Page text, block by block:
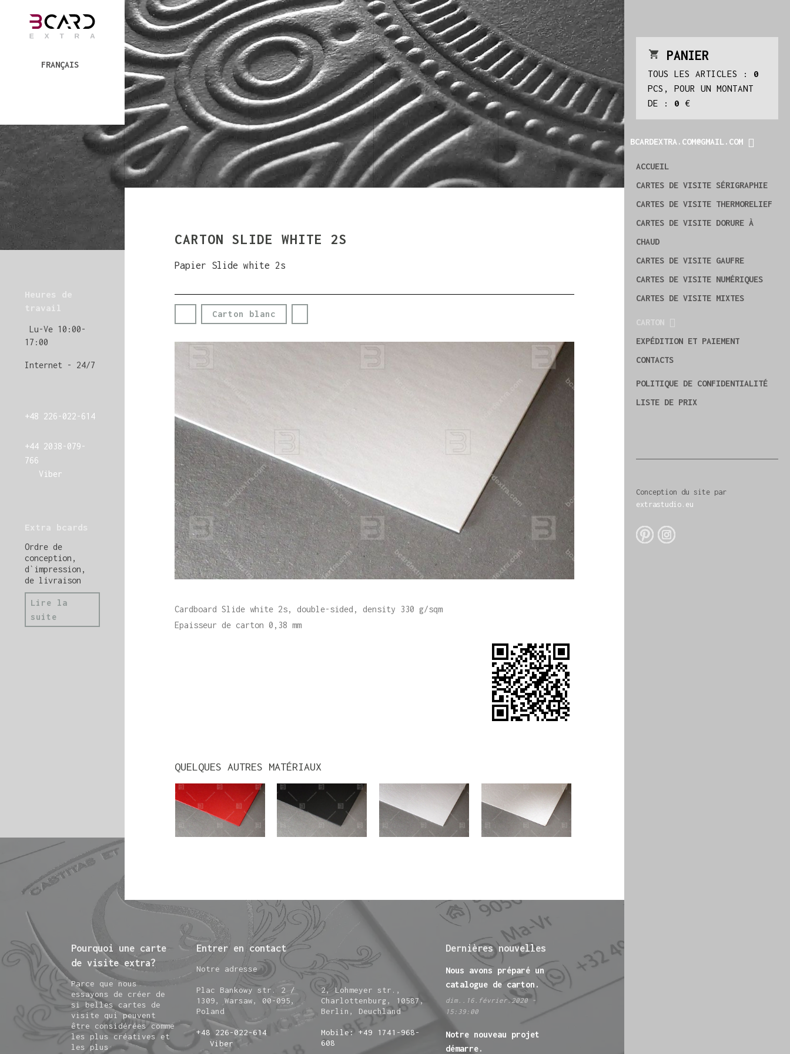
FRANÇAIS
CARTON SLIDE WHITE 2S
Papier Slide white 2s
Carton blanc
Cardboard Slide white 2s, double-sided, density 330 g/sqm
Epaisseur de carton 0,38 mm
QUELQUES AUTRES MATÉRIAUX
Heures de
travail
Lu-Ve 10:00-
17:00
Internet - 24/7
+48 226-022-614
+44 2038-079-
766
Viber
Extra bcards
Ordre de
conception,
d`impression,
de livraison
Lire la
suite
Pourquoi une carte
de visite extra?
Parce que nous
essayons de créer de
si belles cartes de
visite qui peuvent
être considérées comme
les plus créatives et
les plus
Entrer en contact
Notre adresse
Plac Bankowy str. 2 /
1309, Warsaw, 00-095,
Poland
+48 226-022-614
Viber
2, Lohmeyer str.,
Charlottenburg, 10587,
Berlin, Deuchland
Mobile: +49 1741-968-
608
Dernières nouvelles
Nous avons préparé un
catalogue de carton.
dim..16.février.2020 -
15:39:00
Notre nouveau projet
démarre.
PANIER
TOUS LES ARTICLES : 0
PCS, POUR UN MONTANT
DE : 0 €
BCARDEXTRA.COM@GMAIL.COM
ACCUEIL
CARTES DE VISITE SÉRIGRAPHIE
CARTES DE VISITE THERMORELIEF
CARTES DE VISITE DORURE À
CHAUD
CARTES DE VISITE GAUFRE
CARTES DE VISITE NUMÉRIQUES
CARTES DE VISITE MIXTES
CARTON
EXPÉDITION ET PAIEMENT
CONTACTS
POLITIQUE DE CONFIDENTIALITÉ
LISTE DE PRIX
Conception du site par
extrastudio.eu